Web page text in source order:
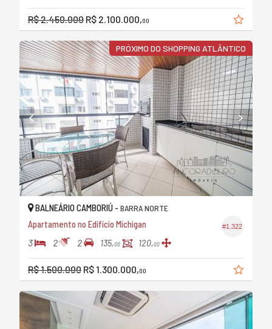
R$ 2.450.000 R$ 2.100.000,00
PRÓXIMO DO SHOPPING ATLÂNTICO
#1.322
BALNEÁRIO CAMBORIÚ - BARRA NORTE
Apartamento no Edifício Michigan
3 2 2 135,00 120,00
R$ 1.500.000 R$ 1.300.000,00